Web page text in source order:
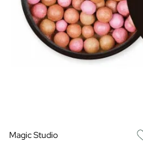
Magic Studio